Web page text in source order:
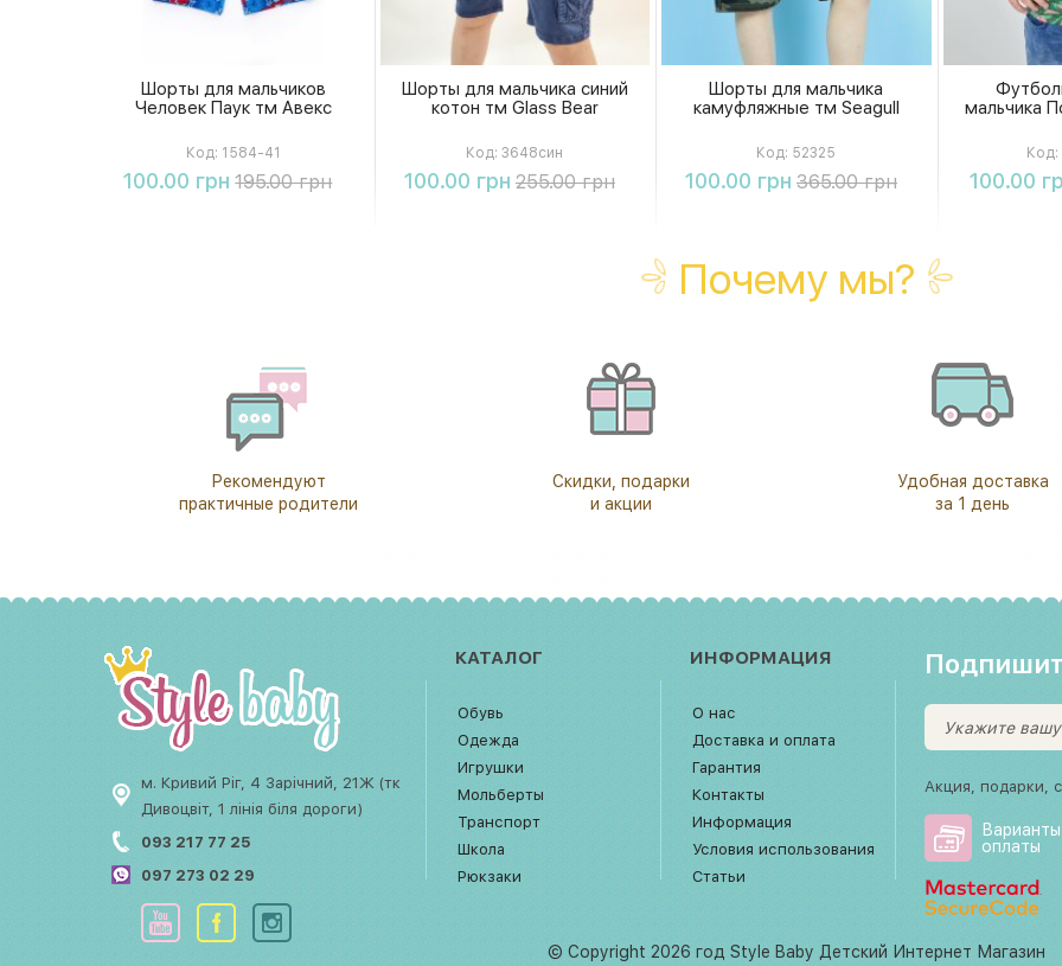
Шорты для мальчиков
Человек Паук тм Авекс
Код: 1584-41
100.00 грн 195.00 грн
Купить
Шорты для мальчика синий
котон тм Glass Bear
Код: 3648син
100.00 грн 255.00 грн
Купить
Шорты для мальчика
камуфляжные тм Seagull
Код: 52325
100.00 грн 365.00 грн
Купить
мальчика
Код:
100.00
Почему мы?
Рекомендуют
практичные родители
Скидки, подарки
и акции
Удобная доставка
за 1 день
м. Кривий Ріг, 4 Зарічний, 21Ж (тк
Дивоцвіт, 1 лінія біля дороги)
093 217 77 25
097 273 02 29
КАТАЛОГ
Обувь
Одежда
Игрушки
Мольберты
Транспорт
Школа
Рюкзаки
ИНФОРМАЦИЯ
О нас
Доставка и оплата
Гарантия
Контакты
Информация
Условия использования
Статьи
Акция, подарки,
Варианты
оплаты
© Copyright 2026 год Style Baby Детский Интернет Магазин